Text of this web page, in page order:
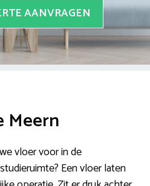
AANVRAGEN
Meern
vloer voor in de
Een vloer laten